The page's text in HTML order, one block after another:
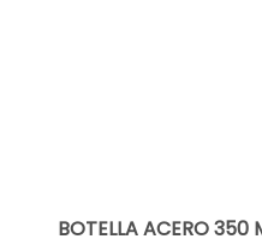
BOTELLA ACERO 350